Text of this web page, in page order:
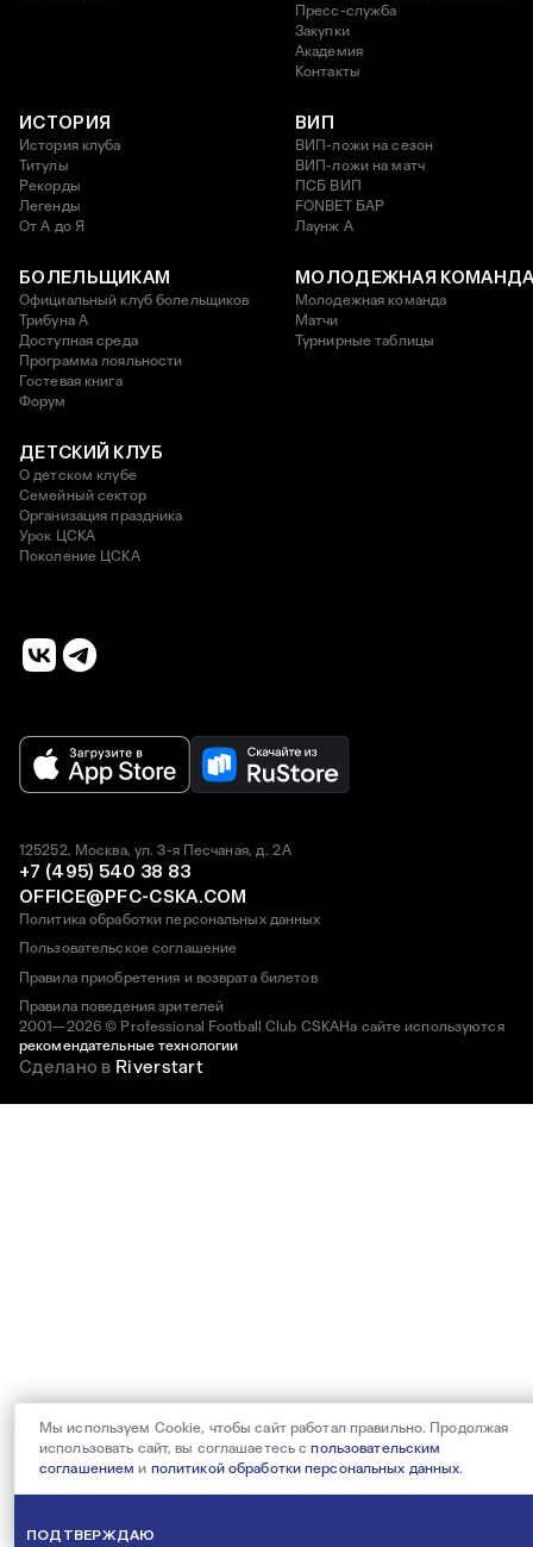
Пресс-служба
Закупки
Академия
Контакты
ИСТОРИЯ
История клуба
Титулы
Рекорды
Легенды
От А до Я
ВИП
ВИП-ложи на сезон
ВИП-ложи на матч
ПСБ ВИП
FONBET БАР
Лаунж A
БОЛЕЛЬЩИКАМ
Официальный клуб болельщиков
Трибуна А
Доступная среда
Программа лояльности
Гостевая книга
Форум
МОЛОДЕЖНАЯ
Молодежная команда
Матчи
Турнирные таблицы
ДЕТСКИЙ КЛУБ
О детском клубе
Семейный сектор
Организация праздника
Урок ЦСКА
Поколение ЦСКА
2001—2026 © Professional Football Club CSKAНа сайте используются
рекомендательные технологии
125252, Москва, ул. 3-я Песчаная, д. 2А
+7 (495) 540 38 83
OFFICE@PFC-CSKA.COM
Политика обработки персональных данных
Пользовательское соглашение
Правила приобретения и возврата билетов
Правила поведения зрителей
Сделано в Riverstart
Мы используем Cookie, чтобы сайт работал правильно. Продолжая
использовать сайт, вы соглашаетесь спользовательским
соглашением и политикой обработки персональных данных.
ПОДТВЕРЖДАЮ